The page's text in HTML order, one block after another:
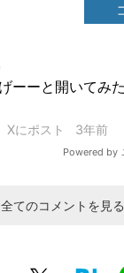
全てのコメントを見る